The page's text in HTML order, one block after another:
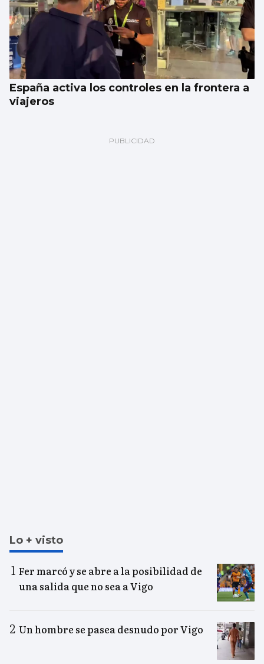
España activa los controles en la frontera a
viajeros
Lo + visto
Fer marcó y se abre a la posibilidad de
una salida que no sea a Vigo
Un hombre se pasea desnudo por Vigo